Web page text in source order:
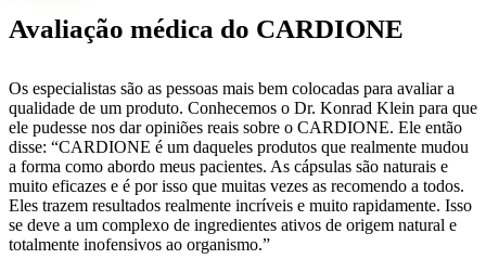
Avaliação médica do CARDIONE
Os especialistas são as pessoas mais bem colocadas para avaliar a
qualidade de um produto. Conhecemos o Dr. Konrad Klein para que
ele pudesse nos dar opiniões reais sobre o CARDIONE. Ele então
disse: “CARDIONE é um daqueles produtos que realmente mudou
a forma como abordo meus pacientes. As cápsulas são naturais e
muito eficazes e é por isso que muitas vezes as recomendo a todos.
Eles trazem resultados realmente incríveis e muito rapidamente. Isso
se deve a um complexo de ingredientes ativos de origem natural e
totalmente inofensivos ao organismo.”